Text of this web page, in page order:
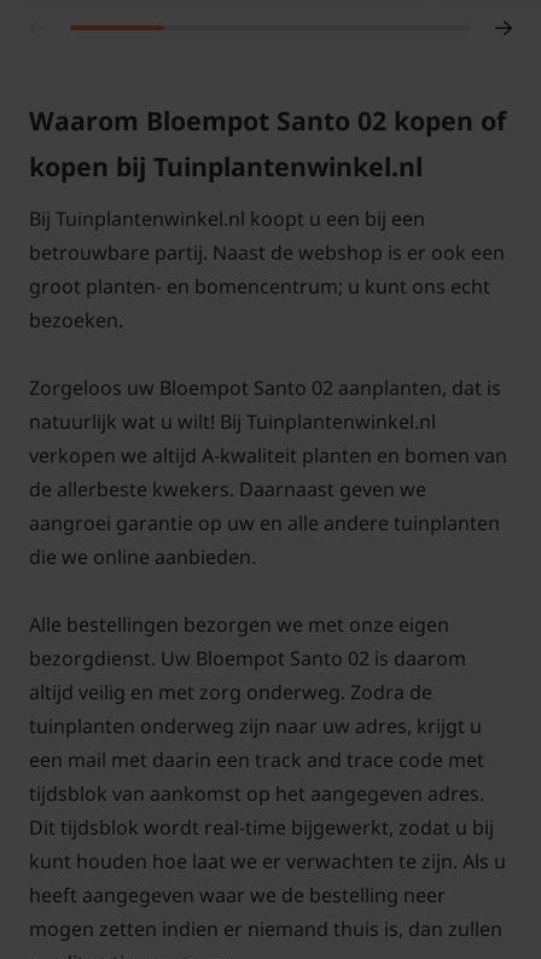
Waarom Bloempot Santo 02 kopen of
kopen bij Tuinplantenwinkel.nl
Bij Tuinplantenwinkel.nl koopt u een bij een
betrouwbare partij. Naast de webshop is er ook een
groot planten- en bomencentrum; u kunt ons echt
bezoeken.
Zorgeloos uw Bloempot Santo 02 aanplanten, dat is
natuurlijk wat u wilt! Bij Tuinplantenwinkel.nl
verkopen we altijd A-kwaliteit planten en bomen van
de allerbeste kwekers. Daarnaast geven we
aangroei garantie op uw en alle andere tuinplanten
die we online aanbieden.
Alle bestellingen bezorgen we met onze eigen
bezorgdienst. Uw Bloempot Santo 02 is daarom
altijd veilig en met zorg onderweg. Zodra de
tuinplanten onderweg zijn naar uw adres, krijgt u
een mail met daarin een track and trace code met
tijdsblok van aankomst op het aangegeven adres.
Dit tijdsblok wordt real-time bijgewerkt, zodat u bij
kunt houden hoe laat we er verwachten te zijn. Als u
heeft aangegeven waar we de bestelling neer
mogen zetten indien er niemand thuis is, dan zullen